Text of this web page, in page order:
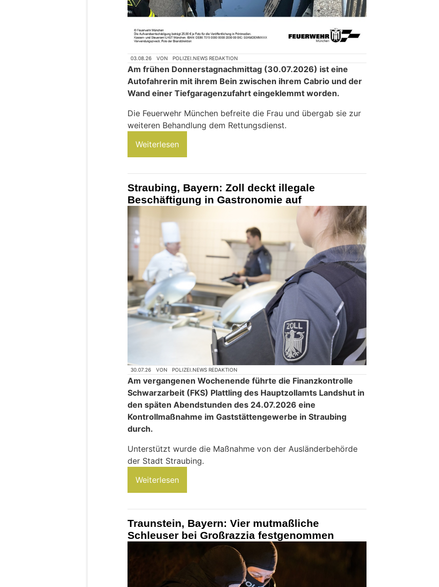
03.08.26 VON POLIZEI.NEWS REDAKTION
Am frühen Donnerstagnachmittag (30.07.2026) ist eine
Autofahrerin mit ihrem Bein zwischen ihrem Cabrio und der
Wand einer Tiefgaragenzufahrt eingeklemmt worden.
Die Feuerwehr München befreite die Frau und übergab sie zur
weiteren Behandlung dem Rettungsdienst.
Weiterlesen
Straubing, Bayern: Zoll deckt illegale
Beschäftigung in Gastronomie auf
30.07.26 VON POLIZEI.NEWS REDAKTION
Am vergangenen Wochenende führte die Finanzkontrolle
Schwarzarbeit (FKS) Plattling des Hauptzollamts Landshut in
den späten Abendstunden des 24.07.2026 eine
Kontrollmaßnahme im Gaststättengewerbe in Straubing
durch.
Unterstützt wurde die Maßnahme von der Ausländerbehörde
der Stadt Straubing.
Weiterlesen
Traunstein, Bayern: Vier mutmaßliche
Schleuser bei Großrazzia festgenommen